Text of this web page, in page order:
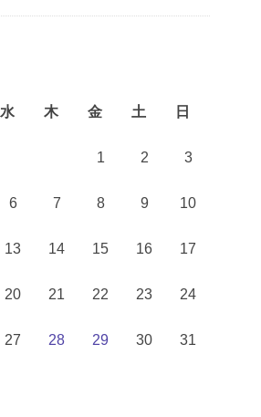
水 木 金 土 日
1 2 3
6 7 8 9 10
13 14 15 16 17
20 21 22 23 24
27 28 29 30 31